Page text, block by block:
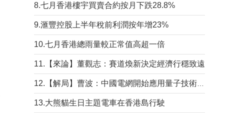
8.七月香港樓宇買賣合約按月下跌28.8%
9.滙豐控股上半年稅前利潤按年增23%
10.七月香港總雨量較正常值高超一倍
11.【來論】董觀志：賽道煥新決定經濟行穩致遠
13.大熊貓生日主題電車在香港島行駛